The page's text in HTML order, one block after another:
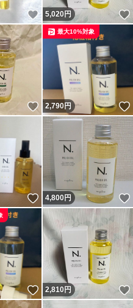
いいね！
5,020円
いいね！
2,790円
最大10%対象
いいね！
4,800円
いいね！
2,810円